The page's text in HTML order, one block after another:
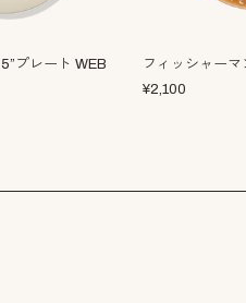
プレート WEB
フィッシャー
¥2,100